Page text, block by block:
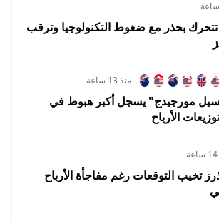
تتحرك بحذر مع ضغوط التكنولوجيا وترقب
منذ 13 ساعة
مورجيدج" يسجل أكبر هبوط في
الأرباح
تخيب التوقعات رغم مفاجأة الأرباح